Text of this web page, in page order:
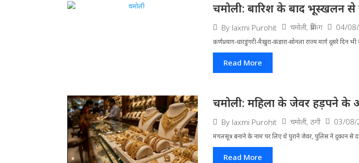
चमोली: बारिश के बाद भूस्खलन से
By laxmi Purohit चमोली, ब्रेकिंग 04/
कर्णप्रयाग-धारडुंगरी-मैखुरा-कंडारा-सोनला राज्य मार्ग दूसरे
Read More
चमोली: महिला के जेवर हड़पने के
By laxmi Purohit चमोली, ठगी 03/08/
मंगलसूत्र बनाने के नाम पर लिए थे पुराने जेवर, पुलिस ने दुकान से
Read More